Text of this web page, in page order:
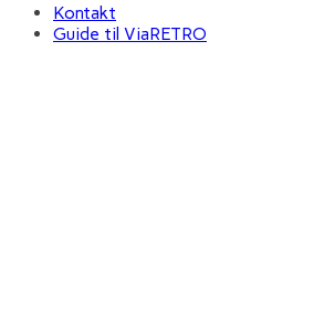
Kontakt
Guide til ViaRETRO